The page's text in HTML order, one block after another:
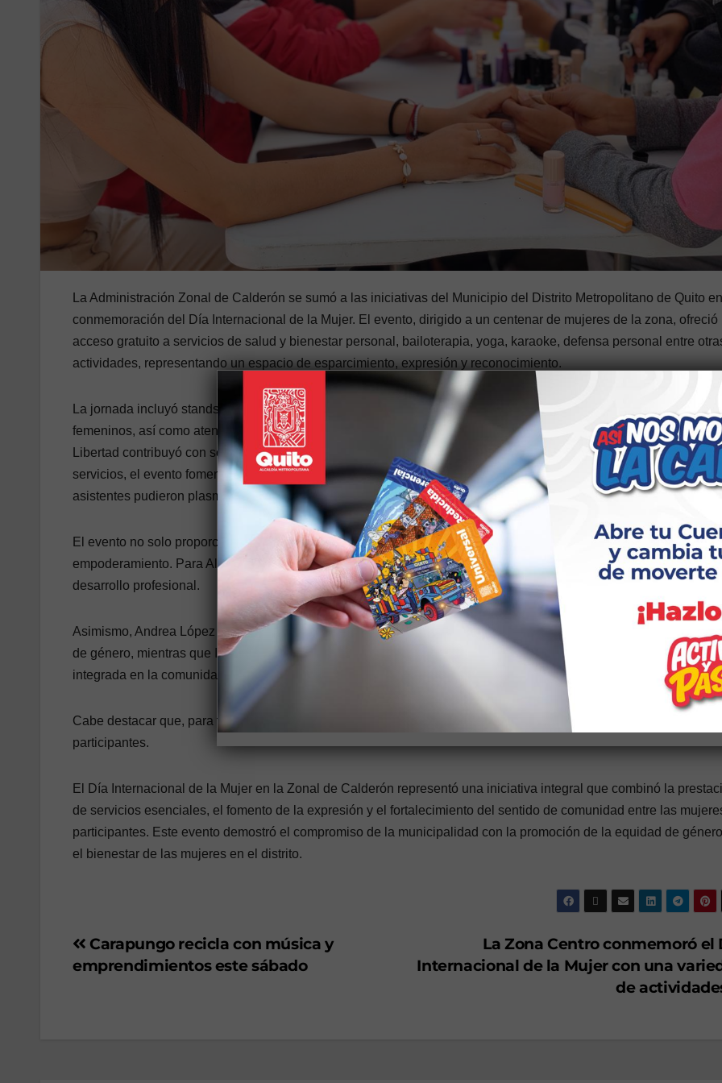
La Administración Zonal de Calderón se sumó a las iniciativas del Municipio del Distrito Metropolitano de Quito en
conmemoración del Día Internacional de la Mujer. El evento, dirigido a un centenar de mujeres de la zona, ofreció
acceso gratuito a servicios de salud y bienestar personal, bailoterapia, yoga, karaoke, defensa personal entre
actividades, representando un espacio de esparcimiento, expresión y reconocimiento.
La jornada incluyó stands informativos del Centro de Equidad y Justicia, enfocados en la promoción de los
femeninos, así como atención médica gratuita por parte de la Universidad Internacional del Ecuador. El Instituto
Libertad contribuyó con servicios de cuidado personal, como tratamientos faciales y depilación láser. Además de
servicios, el evento fomentó la expresión individual a través de actividades como ‘Tizando los derechos’, donde
asistentes pudieron plasmar sus ideas en los espacios públicos.
El evento no solo proporcionó servicios y actividades, sino que también se enfocó en la inclusión y el
empoderamiento. Para Alejandra Mafla, emprendedora de la zona, destacó el impacto del apoyo municipal en su
desarrollo profesional.
Asimismo, Andrea López subrayó la importancia de estos espacios para concienciar sobre la lucha contra la
de género, mientras que Ida Sandrea, migrante venezolana, agradeció la oportunidad de participar y sentirse
integrada en la comunidad.
Cabe destacar que, para facilitar la participación de la ciudadanía, se dispuso un espacio lúdico para los hijos de
participantes.
El Día Internacional de la Mujer en la Zonal de Calderón representó una iniciativa integral que combinó la
de servicios esenciales, el fomento de la expresión y el fortalecimiento del sentido de comunidad entre las
participantes. Este evento demostró el compromiso de la municipalidad con la promoción de la equidad de
el bienestar de las mujeres en el distrito.
La Zona Centro conmemoró el
Internacional de la Mujer con una
de
Carapungo recicla con música y
emprendimientos este sábado